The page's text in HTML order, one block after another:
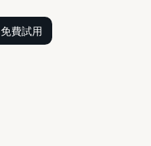
免費試用